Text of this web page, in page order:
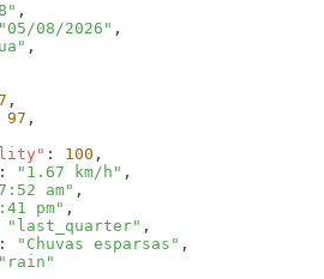
"05/08/2026"
97
: 100
: "1.67 km/h"
am"
pm"
"last_quarter"
: "Chuvas esparsas"